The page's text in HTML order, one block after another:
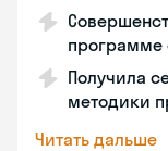
программе
Получила
методики
Читать дальше